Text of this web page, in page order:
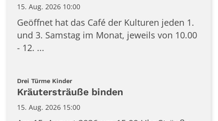
15. Aug. 2026 10:00
Geöffnet hat das Café der Kulturen jeden 1.
und 3. Samstag im Monat, jeweils von 10.00
- 12. ...
Drei Türme Kinder:
Kräutersträuße binden
15. Aug. 2026 15:00